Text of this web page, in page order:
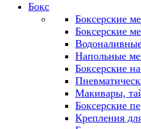
Бокс
Боксерские
Боксерские
Напольные
Боксерские
Макивары,
Боксерские
Крепления